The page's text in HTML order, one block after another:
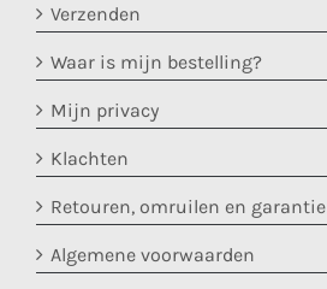
Verzenden
Waar is mijn bestelling?
Mijn privacy
Klachten
Retouren, omruilen en garantie
Algemene voorwaarden